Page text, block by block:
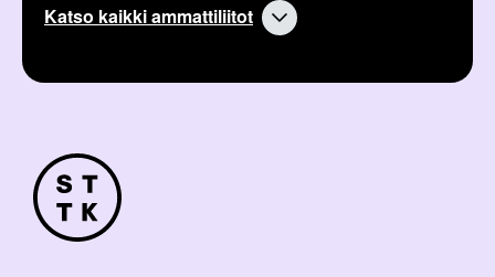
Katso kaikki ammattiliitot